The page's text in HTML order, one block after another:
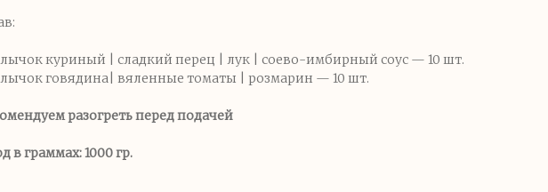
куриный | сладкий перец | лук | соево-имбирный соус — 10 шт.
говядина| вяленные томаты | розмарин — 10 шт.
разогреть перед подачей
в граммах: 1000 гр.